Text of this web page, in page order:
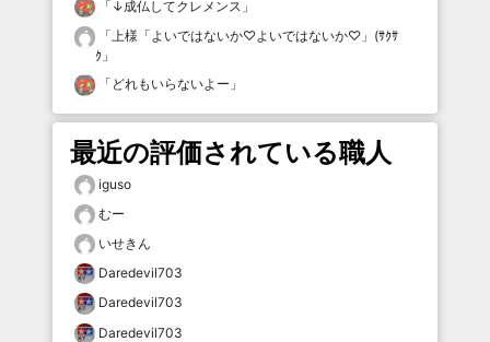
「 ↓成仏してクレメンス 」
「上様「よいではないか♡よいではないか♡」(ｻｸｻ
ｸ 」
「 どれもいらないよー 」
最近の評価されている職人
iguso
むー
いせきん
Daredevil703
Daredevil703
Daredevil703